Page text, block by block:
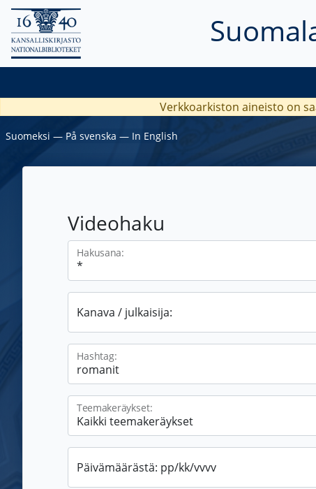
Verkkoarkiston aineisto on
Suomeksi ― På svenska ― In English
Videohaku
Hakusana:
Kanava / julkaisija:
Hashtag:
Teemakeräykset:
Päivämäärästä: pp/kk/vvvv